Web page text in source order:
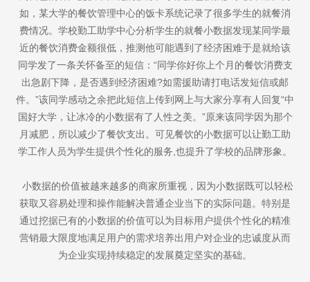
如，某大学的餐饮管理中心的饭卡系统记录了很多学生的就餐消
费情况。学校勤工助学中心分析学生的就餐小数据发现某同学最
近的餐饮消费金额很低，推测他可能遇到了经济困难于是就给该
同学发了一条关怀备至的短信：“同学你好你上个月的餐饮消费支
出急剧下降，是否遇到经济困难?如需援助请打电话发短信或邮
件。”该同学感动之余把此短信上传到网上与大家分享有人回复“中
国好大学，让冰冷的小数据有了人性之美。”原来该同学因为那个
月减肥，所以减少了餐饮支出。可见餐饮的小数据可以让勤工助
学工作人员为学生提供个性化的服务,也提升了学校的品牌形象。
小数据的价值被越来越多的商家所重视，因为小数据既可以轻松
获取又容易处理和操作能解决普通企业当下的实际问题。特别是
通过挖据已有的小数据的价值可以为目标用户提供个性化的精准
营销最大限度地满足用户的需求培养出用户对企业的忠诚度从而
为企业实现持续稳定的发展奠定坚实的基础。